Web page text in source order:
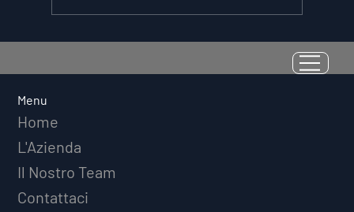
Misurabile: Perché il Quoziente di
Menu
Home
L'Azienda
Il Nostro Team
Contattaci